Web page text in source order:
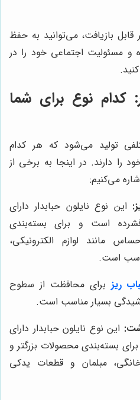
قابل بازیافت، می‌توانید به حفظ
مسئولیت اجتماعی خود را در
کدام نوع برای شما
تولید می‌شود که هر کدام
را دارند. در اینجا به برخی از
می‌کنیم:
این نوع نایلون حبابدار دارای
است و برای بسته‌بندی
مانند لوازم الکترونیکی،
است.
ریز برای محافظت از سطوح
بسیار مناسب است.
این نوع نایلون حبابدار دارای
بسته‌بندی محصولات بزرگتر و
خانگی، مبلمان و قطعات یدکی